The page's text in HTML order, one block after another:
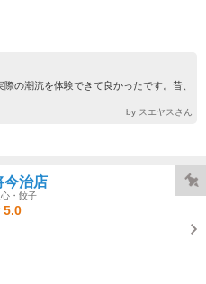
の潮流を体験できて良かったです。昔、
by スエヤスさん
今治店
・餃子
5.0